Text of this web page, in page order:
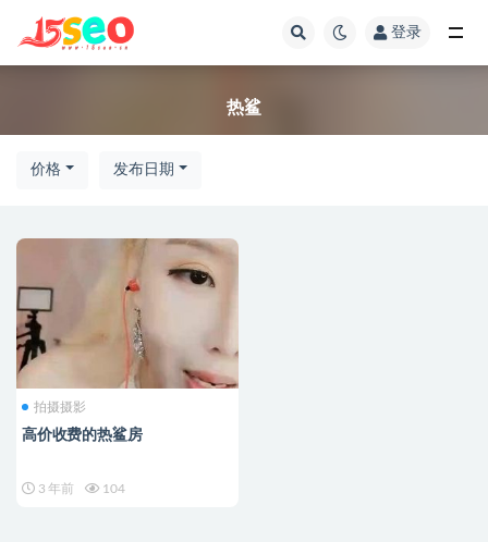
登录
热鲨
价格 发布日期
拍摄摄影
高价收费的热鲨房
3 年前 104